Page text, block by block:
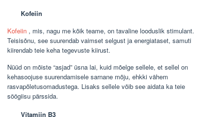
Kofeiin
Kofeiin , mis, nagu me kõik teame, on tavaline looduslik stimulant.
Teisisõnu, see suurendab vaimset selgust ja energiataset, samuti
kiirendab teie keha tegevuste kiirust.
Nüüd on mõiste “asjad” üsna lai, kuid mõelge sellele, et sellel on
kehasoojuse suurendamisele sarnane mõju, ehkki vähem
rasvapõletusomadustega. Lisaks sellele võib see aidata ka teie
söögiisu pärssida.
Vitamiin B3